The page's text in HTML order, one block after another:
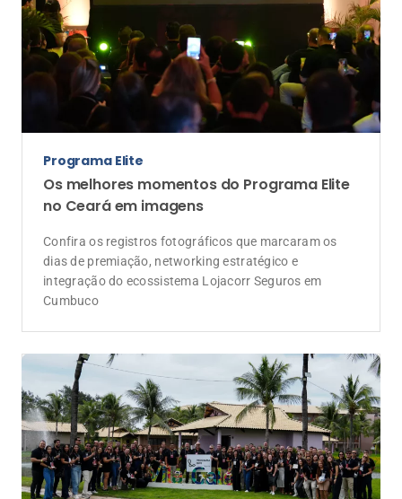
Programa Elite
Lojacorr Seguros comemora sucesso dos
corretores no encerramento do Programa
Elite no Ceará
Iniciativa que transformou reconhecimento em
encerra edição de 2025 com imersão, parcerias e foco
no futuro do mercado de seguros A Lojacorr Seguros
celebrou em solo cearense o encerramento da edição
de 2025 do Programa Elite. O evento, que reuniu os
corretores de seguros que atingiram a excelência […]